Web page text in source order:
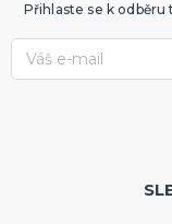
Přihlaste se k